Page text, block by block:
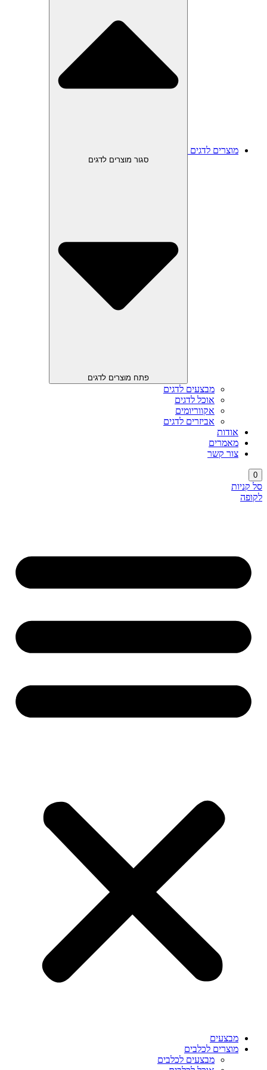
מוצרים לדגים
סגור מוצרים לדגים
פתח מוצרים לדגים
מבצעים לדגים
אוכל לדגים
אקווריומים
אביזרים לדגים
אודות
מאמרים
צור קשר
0
סל קניות
לקופה
מבצעים
מוצרים לכלבים
מבצעים לכלבים